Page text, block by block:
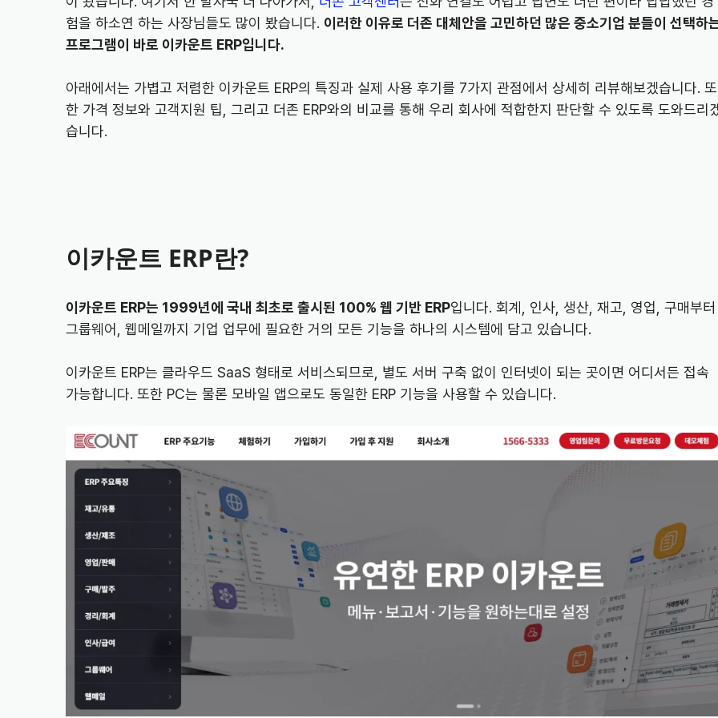
험을 하소연 하는 사장님들도 많이 봤습니다. 이러한 이유로 더존 대체안을 고민하던 많은 중소기업 분들이 선택하
프로그램이 바로 이카운트 ERP입니다.
아래에서는 가볍고 저렴한 이카운트 ERP의 특징과 실제 사용 후기를 7가지 관점에서 상세히 리뷰해보겠습니다. 또
한 가격 정보와 고객지원 팁, 그리고 더존 ERP와의 비교를 통해 우리 회사에 적합한지 판단할 수 있도록 도와드리
습니다.
이카운트 ERP란?
이카운트 ERP는 1999년에 국내 최초로 출시된 100% 웹 기반 ERP입니다. 회계, 인사, 생산, 재고, 영업, 구매부터
그룹웨어, 웹메일까지 기업 업무에 필요한 거의 모든 기능을 하나의 시스템에 담고 있습니다.
이카운트 ERP는 클라우드 SaaS 형태로 서비스되므로, 별도 서버 구축 없이 인터넷이 되는 곳이면 어디서든 접속
가능합니다. 또한 PC는 물론 모바일 앱으로도 동일한 ERP 기능을 사용할 수 있습니다.